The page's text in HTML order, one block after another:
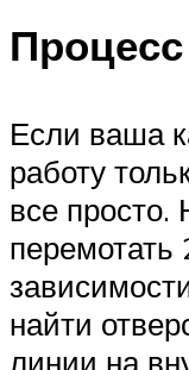
Если ваша
работу
все
найти
линии на